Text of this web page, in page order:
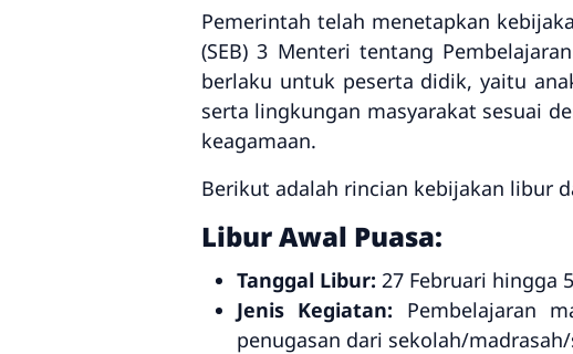
Pemerintah telah menetapkan
(SEB) 3 Menteri tentang
berlaku untuk peserta didik, yaitu
serta lingkungan masyarakat sesuai
keagamaan.
Berikut adalah rincian kebijakan libur
Libur Awal Puasa:
Tanggal Libur: 27 Februari hingga
Jenis Kegiatan: Pembelajaran
penugasan dari sekolah/